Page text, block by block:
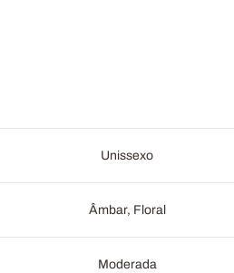
Unissexo
Âmbar, Floral
Moderada